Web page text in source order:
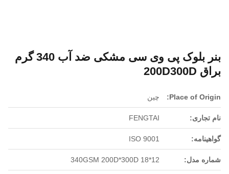
بنر بلوک پی وی سی مشکی ضد آب 340 گرم
براق 200D300D
Place of Origin: چین
نام تجاری: FENGTAI
گواهینامه: ISO 9001
شماره مدل: 340GSM 200D*300D 18*12